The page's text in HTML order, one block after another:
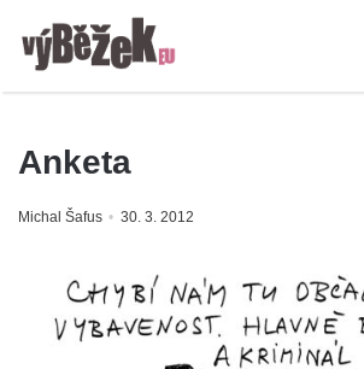
Anketa
Michal Šafus 30. 3. 2012